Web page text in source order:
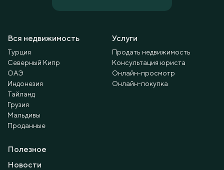
Вся недвижимость
Турция
Северный Кипр
ОАЭ
Индонезия
Тайланд
Грузия
Мальдивы
Проданные
Услуги
Продать недвижимость
Консультация юриста
Онлайн-просмотр
Онлайн-покупка
Полезное
Новости